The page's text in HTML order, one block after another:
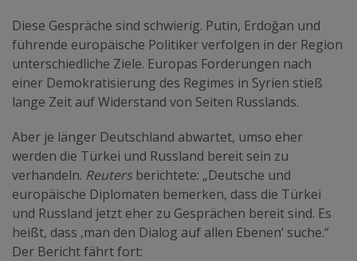
Diese Gespräche sind schwierig. Putin, Erdoğan und
führende europäische Politiker verfolgen in der Region
unterschiedliche Ziele. Europas Forderungen nach
einer Demokratisierung des Regimes in Syrien stieß
lange Zeit auf Widerstand von Seiten Russlands.
Aber je länger Deutschland abwartet, umso eher
werden die Türkei und Russland bereit sein zu
verhandeln. Reutersberichtete: „Deutsche und
europäische Diplomaten bemerken, dass die Türkei
und Russland jetzt eher zu Gesprächen bereit sind. Es
heißt, dass ‚man den Dialog auf allen Ebenen‘ suche.“
Der Bericht fährt fort: